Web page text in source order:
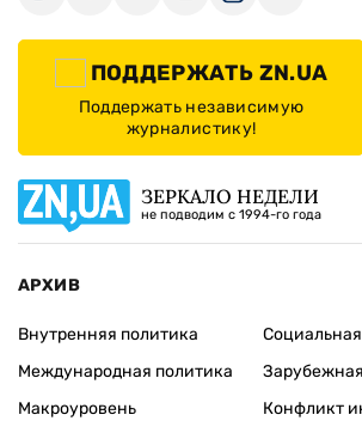
ПОДДЕРЖАТЬ ZN.UA
Поддержать независимую
журналистику!
ЗЕРКАЛО НЕДЕЛИ
не подводим с 1994-го года
АРХИВ
Внутренняя политика
Международная политика
Макроуровень
Конфликт